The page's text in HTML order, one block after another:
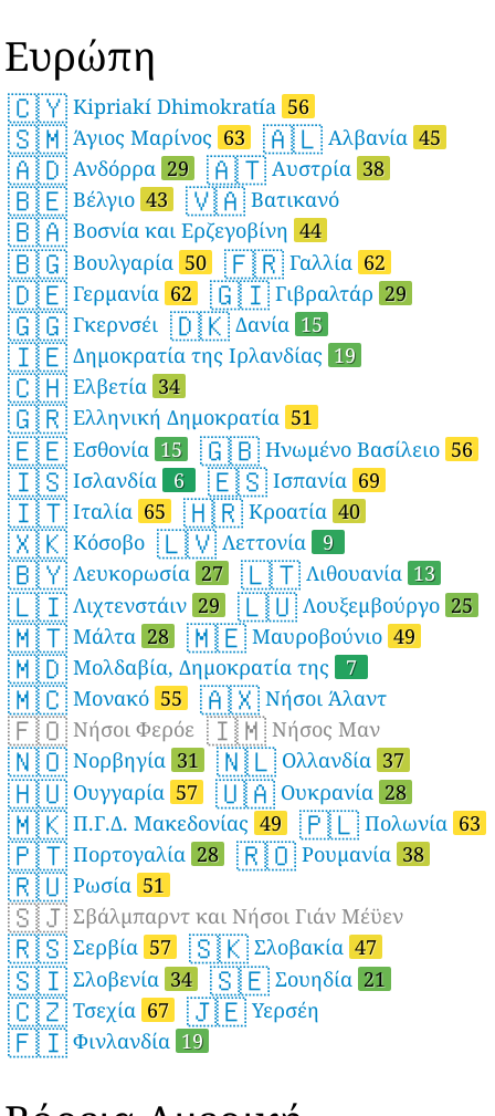
Ευρώπη
🇨🇾 Kipriakí Dhimokratía 56
🇸🇲 Άγιος Μαρίνος 63 🇦🇱 Αλβανία 45
🇦🇩 Ανδόρρα 29 🇦🇹 Αυστρία 38
🇧🇪 Βέλγιο 43 🇻🇦 Βατικανό
🇧🇦 Βοσνία και Ερζεγοβίνη 44
🇧🇬 Βουλγαρία 50 🇫🇷 Γαλλία 62
🇩🇪 Γερμανία 62 🇬🇮 Γιβραλτάρ 29
🇬🇬 Γκερνσέι 🇩🇰 Δανία 15
🇮🇪 Δημοκρατία της Ιρλανδίας 19
🇨🇭 Ελβετία 34
🇬🇷 Ελληνική Δημοκρατία 51
🇪🇪 Εσθονία 15 🇬🇧 Ηνωμένο Βασίλειο 56
🇮🇸 Ισλανδία 6 🇪🇸 Ισπανία 69
🇮🇹 Ιταλία 65 🇭🇷 Κροατία 40
🇽🇰 Κόσοβο 🇱🇻 Λεττονία 9
🇧🇾 Λευκορωσία 27 🇱🇹 Λιθουανία 13
🇱🇮 Λιχτενστάιν 29 🇱🇺 Λουξεμβούργο 25
🇲🇹 Μάλτα 28 🇲🇪 Μαυροβούνιο 49
🇲🇩 Μολδαβία, Δημοκρατία της 7
🇲🇨 Μονακό 55 🇦🇽 Νήσοι Άλαντ
🇫🇴 Νήσοι Φερόε 🇮🇲 Νήσος Μαν
🇳🇴 Νορβηγία 31 🇳🇱 Ολλανδία 37
🇭🇺 Ουγγαρία 57 🇺🇦 Ουκρανία 28
🇲🇰 Π.Γ.Δ. Μακεδονίας 49 🇵🇱 Πολωνία 63
🇵🇹 Πορτογαλία 28 🇷🇴 Ρουμανία 38
🇷🇺 Ρωσία 51
🇸🇯 Σβάλμπαρντ και Νήσοι Γιάν Μέϋεν
🇷🇸 Σερβία 57 🇸🇰 Σλοβακία 47
🇸🇮 Σλοβενία 34 🇸🇪 Σουηδία 21
🇨🇿 Τσεχία 67 🇯🇪 Υερσέη
🇫🇮 Φινλανδία 19